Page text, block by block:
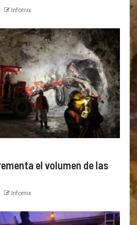
Infomix
el volumen de las
Infomix